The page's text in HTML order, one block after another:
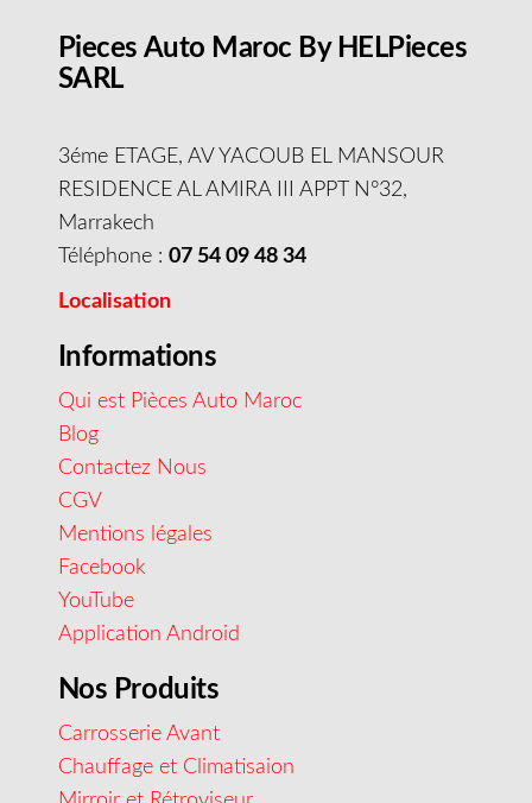
Pieces Auto Maroc By HELPieces
SARL
3éme ETAGE, AV YACOUB EL MANSOUR
RESIDENCE AL AMIRA III APPT N°32,
Marrakech
Téléphone : 07 54 09 48 34
Localisation
Informations
Qui est Pièces Auto Maroc
Blog
Contactez Nous
CGV
Mentions légales
Facebook
YouTube
Application Android
Nos Produits
Carrosserie Avant
Chauffage et Climatisaion